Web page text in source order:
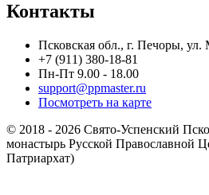
Контакты
Псковская обл., г. Печоры,
+7 (911) 380-18-81
Пн-Пт 9.00 - 18.00
support@ppmaster.ru
Посмотреть на карте
© 2018 - 2026 Свято-Успенский
монастырь Русской Православной
Патриархат)